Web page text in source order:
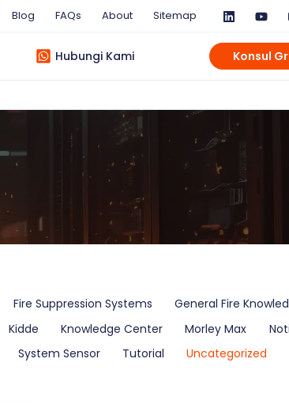
Blog FAQs About Sitemap
Hubungi Kami Konsul
Fire Suppression Systems
General Fire
Kidde Knowledge Center Morley Max
System Sensor Tutorial Uncategorized